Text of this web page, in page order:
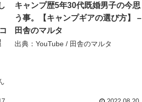
キャンプ歴5年30代既婚男子の今思
う事。【キャンプギアの選び方】 –
田舎のマルタ
出典：YouTube / 田舎のマルタ